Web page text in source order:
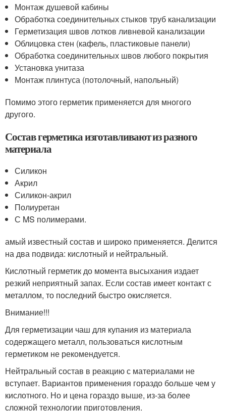
Монтаж душевой кабины
Обработка соединительных стыков труб канализации
Герметизация швов лотков ливневой канализации
Облицовка стен (кафель, пластиковые панели)
Обработка соединительных швов любого покрытия
Установка унитаза
Монтаж плинтуса (потолочный, напольный)
Помимо этого герметик применяется для многого
другого.
Состав герметика изготавливают из разного
материала
Силикон
Акрил
Силикон-акрил
Полиуретан
С MS полимерами.
амый известный состав и широко применяется. Делится
на два подвида: кислотный и нейтральный.
Кислотный герметик до момента высыхания издает
резкий неприятный запах. Если состав имеет контакт с
металлом, то последний быстро окисляется.
Внимание!!!
Для герметизации чаш для купания из материала
содержащего металл, пользоваться кислотным
герметиком не рекомендуется.
Нейтральный состав в реакцию с материалами не
вступает. Вариантов применения гораздо больше чем у
кислотного. Но и цена гораздо выше, из-за более
сложной технологии приготовления.